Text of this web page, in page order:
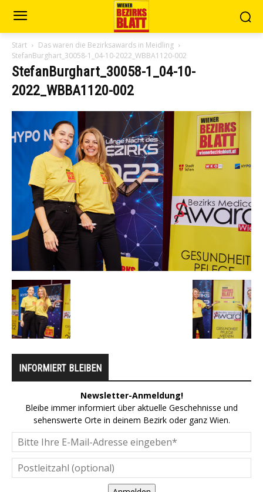
Start
Das waren die Bezirksawards in Meidling
StefanBurghart_30058-1_04-10-2022_WBBA1120-002
StefanBurghart_30058-1_04-10-
2022_WBBA1120-002
INFORMIERT BLEIBEN
Newsletter-Anmeldung!
Bleibe immer informiert über aktuelle Geschehnisse und
sehenswerte Orte in deinem Bezirk oder ganz Wien.